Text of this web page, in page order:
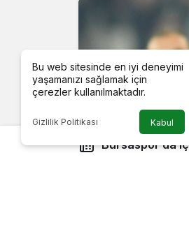
Bursaspor’da
Bu web sitesinde en iyi deneyimi
yaşamanızı sağlamak için
çerezler kullanılmaktadır.
Gizlilik Politikası Kabul